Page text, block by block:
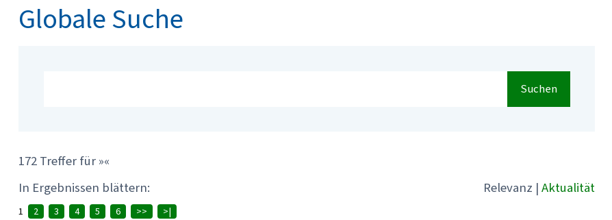
Globale Suche
Suchen
172 Treffer für »«
In Ergebnissen blättern:
Relevanz | Aktualität
1 2 3 4 5 6 >> >|